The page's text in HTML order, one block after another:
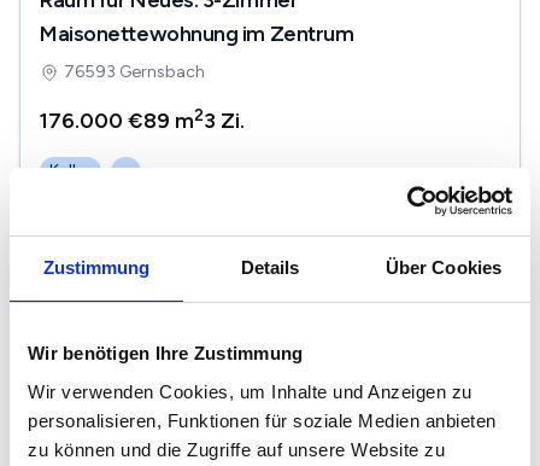
Zustimmung Details Über Cookies
Wir benötigen Ihre Zustimmung
Wir verwenden Cookies, um Inhalte und Anzeigen zu
personalisieren, Funktionen für soziale Medien anbieten
zu können und die Zugriffe auf unsere Website zu
Maisonettewohnung im Zentrum
76593 Gernsbach
176.000 €89 m23 Zi.
Keller ...